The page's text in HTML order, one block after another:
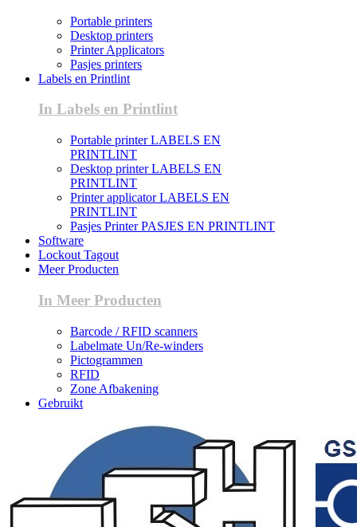
Portable printers
Desktop printers
Printer Applicators
Pasjes printers
Labels en Printlint
In Labels en Printlint
Portable printer LABELS EN
PRINTLINT
Desktop printer LABELS EN
PRINTLINT
Printer applicator LABELS EN
PRINTLINT
Pasjes Printer PASJES EN PRINTLINT
Software
Lockout Tagout
Meer Producten
In Meer Producten
Barcode / RFID scanners
Labelmate Un/Re-winders
Pictogrammen
RFID
Zone Afbakening
Gebruikt